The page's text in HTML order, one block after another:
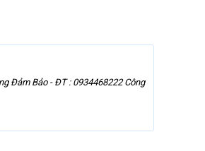
Đảm Bảo - ĐT : 0934468222 Công